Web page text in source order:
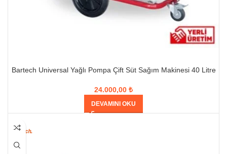
Bartech Universal Yağlı Pompa Çift Süt Sağım Makinesi 40 Litre
24.000,00 ₺
DEVAMINI OKU